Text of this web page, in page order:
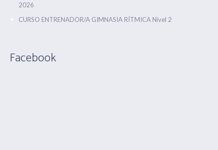
2026
CURSO ENTRENADOR/A GIMNASIA RÍTMICA Nivel 2
Facebook